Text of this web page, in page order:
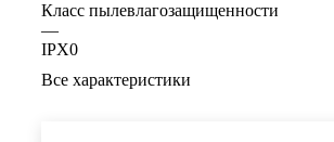
Класс пылевлагозащищенности
—
IPX0
Все характеристики